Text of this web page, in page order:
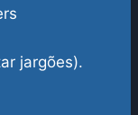
jargões).